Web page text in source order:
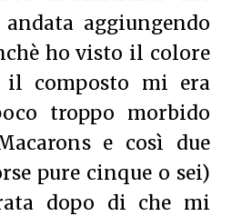
andata aggiungendo
ho visto il colore
il composto mi era
troppo morbido
e così due
pure cinque o sei)
dopo di che mi